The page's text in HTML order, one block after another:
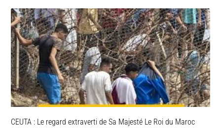
CEUTA : Le regard extraverti de Sa Majesté Le Roi du Maroc